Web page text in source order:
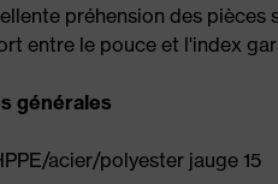
préhension des pièces
entre le pouce et l'index
générales
acier/polyester jauge 15